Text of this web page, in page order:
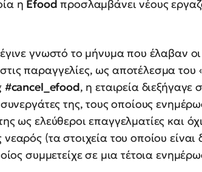
η Efood προσλαμβάνει νέους
γνωστό το μήνυμα που έλαβαν οι
παραγγελίες, ως αποτέλεσμα του
#cancel_efood, η εταιρεία διεξήγαγε
της, τους οποίους
ως ελεύθεροι επαγγελματίες και
(τα στοιχεία του οποίου είναι
συμμετείχε σε μια τέτοια